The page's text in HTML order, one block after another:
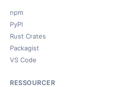
npm
PyPI
Rust Crates
Packagist
VS Code
RESSOURCER